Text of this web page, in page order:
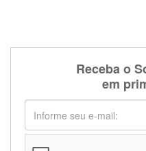
Receba o
em